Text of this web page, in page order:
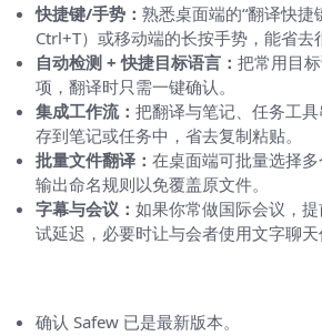
快捷键/手势： 熟悉桌面端的“翻译快捷
Ctrl+T）或移动端的长按手势，能省去
自动检测 + 快捷目标语言： 把常用目
项，翻译时只需一键确认。
集成工作流： 把翻译与笔记、任务工
存到笔记或任务中，省去复制粘贴。
批量文件翻译： 在桌面端可批量选择
输出命名规则以免覆盖原文件。
字幕与会议： 如果你常做国际会议，
试延迟，必要时让与会者使用文字聊天
确认 Safew 已是最新版本。